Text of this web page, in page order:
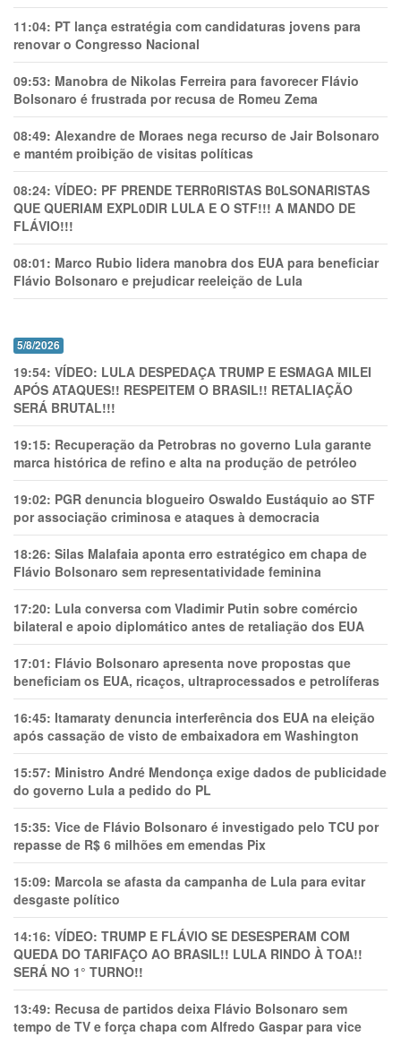
11:04: PT lança estratégia com candidaturas jovens para
renovar o Congresso Nacional
09:53: Manobra de Nikolas Ferreira para favorecer Flávio
Bolsonaro é frustrada por recusa de Romeu Zema
08:49: Alexandre de Moraes nega recurso de Jair Bolsonaro
e mantém proibição de visitas políticas
08:24: VÍDEO: PF PRENDE TERR0RlSTAS B0LSONARlSTAS
QUE QUERIAM EXPL0DlR LULA E O STF!!! A MANDO DE
FLÁVIO!!!
08:01: Marco Rubio lidera manobra dos EUA para beneficiar
Flávio Bolsonaro e prejudicar reeleição de Lula
5/8/2026
19:54: VÍDEO: LULA DESPEDAÇA TRUMP E ESMAGA MILEI
APÓS ATAQUES!! RESPEITEM O BRASIL!! RETALIAÇÃO
SERÁ BRUTAL!!!
19:15: Recuperação da Petrobras no governo Lula garante
marca histórica de refino e alta na produção de petróleo
19:02: PGR denuncia blogueiro Oswaldo Eustáquio ao STF
por associação criminosa e ataques à democracia
18:26: Silas Malafaia aponta erro estratégico em chapa de
Flávio Bolsonaro sem representatividade feminina
17:20: Lula conversa com Vladimir Putin sobre comércio
bilateral e apoio diplomático antes de retaliação dos EUA
17:01: Flávio Bolsonaro apresenta nove propostas que
beneficiam os EUA, ricaços, ultraprocessados e petrolíferas
16:45: Itamaraty denuncia interferência dos EUA na eleição
após cassação de visto de embaixadora em Washington
15:57: Ministro André Mendonça exige dados de publicidade
do governo Lula a pedido do PL
15:35: Vice de Flávio Bolsonaro é investigado pelo TCU por
repasse de R$ 6 milhões em emendas Pix
15:09: Marcola se afasta da campanha de Lula para evitar
desgaste político
14:16: VÍDEO: TRUMP E FLÁVIO SE DESESPERAM COM
QUEDA DO TARIFAÇO AO BRASIL!! LULA RINDO À TOA!!
SERÁ NO 1° TURNO!!
13:49: Recusa de partidos deixa Flávio Bolsonaro sem
tempo de TV e força chapa com Alfredo Gaspar para vice